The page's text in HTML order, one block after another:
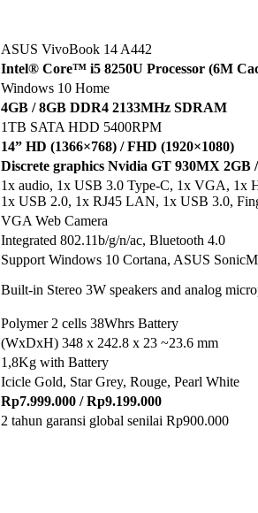
ASUS VivoBook 14 A442
Intel® Core™ i5 8250U Processor (6M
Windows 10 Home
4GB / 8GB DDR4 2133MHz SDRAM
1TB SATA HDD 5400RPM
14” HD (1366×768) / FHD (1920×1080)
Discrete graphics Nvidia GT 930MX
1x audio, 1x USB 3.0 Type-C, 1x VGA, 1x
1x USB 2.0, 1x RJ45 LAN, 1x USB 3.0,
VGA Web Camera
Integrated 802.11b/g/n/ac, Bluetooth 4.0
Support Windows 10 Cortana, ASUS
Built-in Stereo 3W speakers and analog
Polymer 2 cells 38Whrs Battery
(WxDxH) 348 x 242.8 x 23 ~23.6 mm
1,8Kg with Battery
Icicle Gold, Star Grey, Rouge, Pearl White
Rp7.999.000 /Rp9.199.000
2 tahun garansi global senilai Rp900.000